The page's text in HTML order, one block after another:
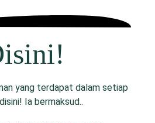
yang terdapat dalam setiap
Ia bermaksud..